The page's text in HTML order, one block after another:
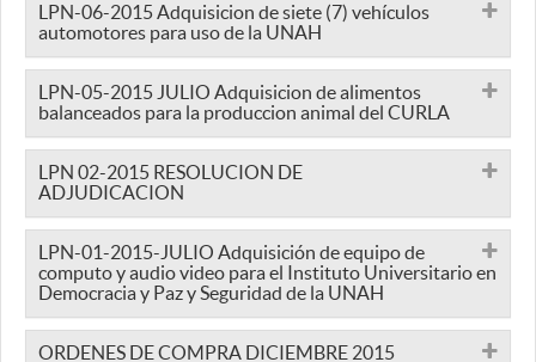
LPN-06-2015 Adquisicion de siete (7) vehículos
automotores para uso de la UNAH
LPN-05-2015 JULIO Adquisicion de alimentos
balanceados para la produccion animal del CURLA
LPN 02-2015 RESOLUCION DE
ADJUDICACION
LPN-01-2015-JULIO Adquisición de equipo de
computo y audio video para el Instituto Universitario en
Democracia y Paz y Seguridad de la UNAH
ORDENES DE COMPRA DICIEMBRE 2015